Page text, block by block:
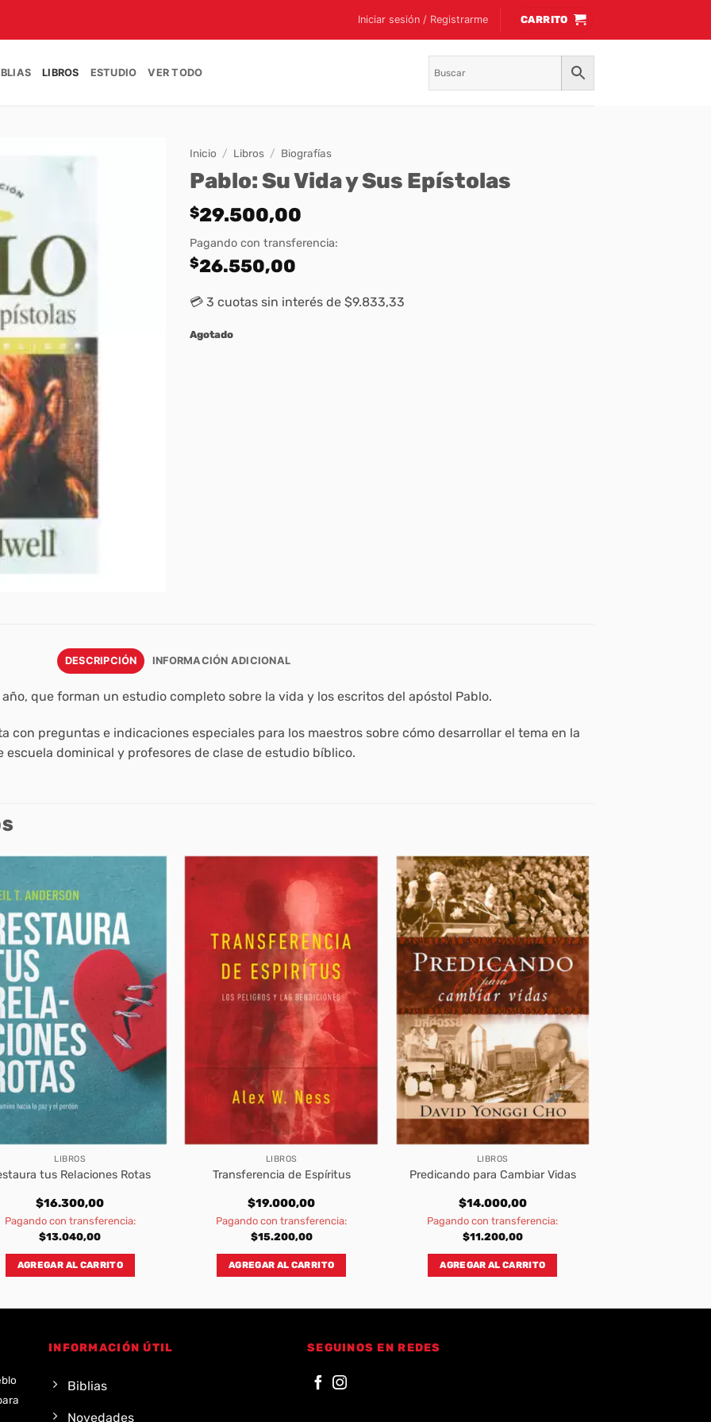
Iniciar sesión / Registrarme CARRITO
LIBROS ESTUDIO VER TODO
Inicio / Libros / Biografías
Pablo: Su Vida y Sus Epístolas
$29.500,00
Pagando con transferencia:
$26.550,00
💳 3 cuotas sin interés de $9.833,33
Agotado
DESCRIPCIÓN INFORMACIÓN ADICIONAL
que forman un estudio completo sobre la vida y los escritos del apóstol Pablo.
con preguntas e indicaciones especiales para los maestros sobre cómo desarrollar el tema en la
dominical y profesores de clase de estudio bíblico.
LIBROS
tus Relaciones Rotas
$16.300,00
Pagando con transferencia:
$13.040,00
AGREGAR AL CARRITO
LIBROS
Transferencia de Espíritus
$19.000,00
Pagando con transferencia:
$15.200,00
AGREGAR AL CARRITO
LIBROS
Predicando para Cambiar Vidas
$14.000,00
Pagando con transferencia:
$11.200,00
AGREGAR AL CARRITO
INFORMACIÓN ÚTIL
Biblias
Novedades
SEGUINOS EN REDES